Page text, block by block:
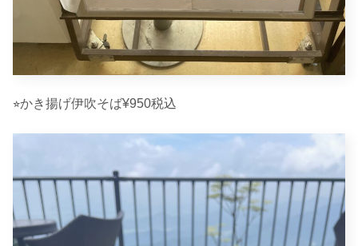
⭐︎かき揚げ伊吹そば¥950税込